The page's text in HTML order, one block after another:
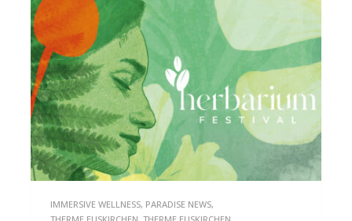
IMMERSIVE WELLNESS, PARADISE NEWS,